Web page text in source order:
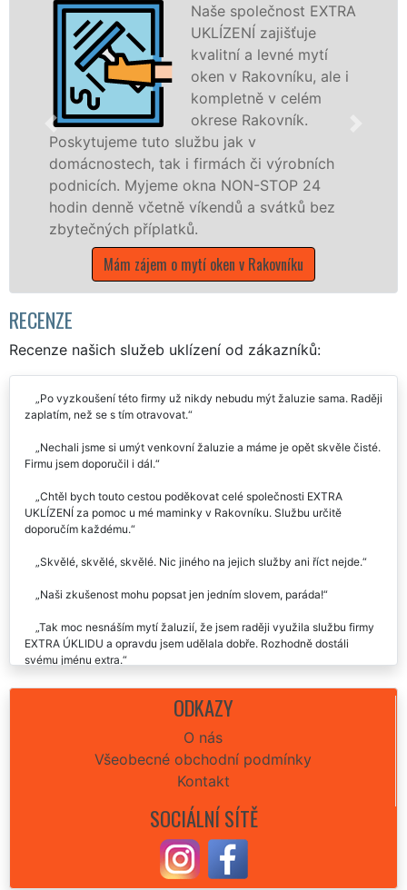
Naše společnost EXTRA
UKLÍZENÍ zajišťuje
kvalitní a levné mytí
oken v Rakovníku, ale i
kompletně v celém
okrese Rakovník.
službu jak v
tak i firmách či výrobních
okna NON-STOP 24
víkendů a svátků bez
o mytí oken v Rakovníku
Poskytujeme
po celém
franchisových
státních svátků.
Mám zájem
RECENZE
Recenze našich služeb uklízení od zákazníků:
Po vyzkoušení této firmy už nikdy nebudu mýt žaluzie sama. Raději
zaplatím, než se s tím otravovat.
Nechali jsme si umýt venkovní žaluzie a máme je opět skvěle čisté.
Firmu jsem doporučil i dál.
UKLÍZENÍ za pomoc u mé maminky v Rakovníku. Službu určitě
Naši zkušenost mohu popsat jen jedním slovem, paráda!
EXTRA ÚKLIDU a opravdu jsem udělala dobře. Rozhodně dostáli
Takovou profesionalitu, co předvedli u tchýně v zakouřeném bytě
jsem opravdu nečekal. Klobouk dolů. Karel, Rakovník
ODKAZY
O nás
Všeobecné obchodní podmínky
Kontakt
SOCIÁLNÍ SÍTĚ